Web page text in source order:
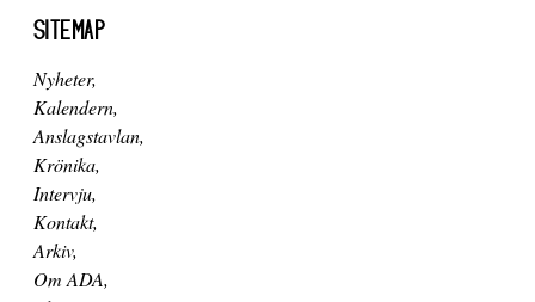
SITEMAP
Nyheter
Kalendern
Anslagstavlan
Krönika
Intervju
Kontakt
Arkiv
Om ADA